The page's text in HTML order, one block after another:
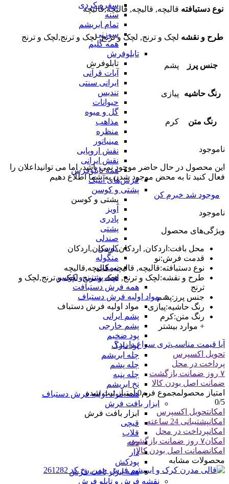
سفره کردی
سنه
تمام ابریشم
سوزنی
همه گلیم
تابلوفرش
تابلوفرش
آیات قرآنی
ایرانی سنتی
تندیس
حیوانات
گل و میوه
مذاهب
منظره
مینیاتور
نقش اروپایی
نقش ایرانی
همه تابلوفرش
فرش‌های آنتیک
پشتی و کوسن
پشتی و کوسن
آویز
پادری
پشتی
صندلی
کوسن
منگوله
نیمکت
همه پشتی و کوسن
همه فرش دستبافت
مواد اولیه فرش دستباف
مواد اولیه فرش دستباف
پشم ایرانی
پشم خارجی
پود ضخیم
پود نازک
چله ابریشم
چله پشم
چله پنبه
نخ ابریشم
همه مواد اولیه فرش دستباف
ابزار بافت فرش
ابزار بافت فرش
قیچی
قلاب
دفه
دار
پودکش
همه ابزار بافت فرش
نقشه فرش و تابلو فرش
نوع دستبافته قالیچه, قالیچه, قالیچه,قالیچه
طرح و نقشه لچک و ترنج, لچک و ترنج, لچک و ترنج,لچک و ترنج
جنس پرز پشم
رنگ حاشیه پیازی
رنگ متن کرم
ناموجود
این محصول در حال حاضر موجود نمی باشد، اما می توانیداعلان را
فعال کنید تا به محض موجود شدن به شما اطلاع دهیم
موجود شد خبرم کن
ناموجود
ویژگی‌های محصول
محل بافت: اردکان, اردکان, اردکان,اردکان
قدمت فرش:نو
نوع دستبافته:قالیچه, قالیچه, قالیچه,قالیچه
طرح و نقشه:لچک و ترنج, لچک و ترنج, لچک و ترنج,لچک و
ترنج
جنس پرز :پشم
رنگ حاشیه:پیازی
رنگ متن:کرم
+ موارد بیشتر
آیا قیمت مناسب‌تری سراغ دارید؟
تحویل اکسپرس
پرداخت در محل
۷ روز ضمانت بازگشت
ضمانت اصل بودن کالا
امتیاز محصولمجموع فرم0امتیاز ثبت شده
0/5
امکانتحویل اکسپرس
امکانپشتیبانی 24 ساعته
امکانپرداخت در محل
امکان۷ روز ضمانت بازگشت
امکانضمانت اصل بودن کالا
محصولات مشابه